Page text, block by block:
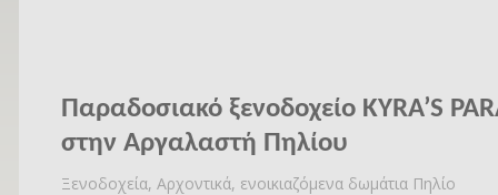
Παραδοσιακό ξενοδοχείο KYRA’S
στην Αργαλαστή Πηλίου
Ξενοδοχεία, Αρχοντικά, ενοικιαζόμενα δωμάτια Πηλίο